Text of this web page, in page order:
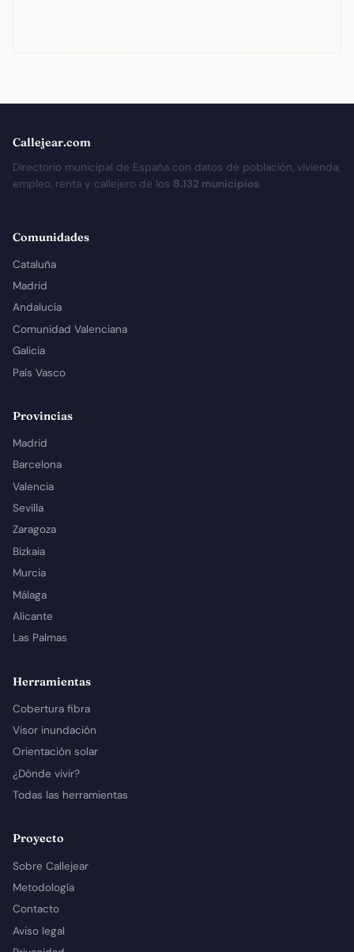
Callejear.com
Directorio municipal de España con datos de población, vivienda,
empleo, renta y callejero de los 8.132 municipios.
Comunidades
Cataluña
Madrid
Andalucía
Comunidad Valenciana
Galicia
País Vasco
Provincias
Madrid
Barcelona
Valencia
Sevilla
Zaragoza
Bizkaia
Murcia
Málaga
Alicante
Las Palmas
Herramientas
Cobertura fibra
Visor inundación
Orientación solar
¿Dónde vivir?
Todas las herramientas
Proyecto
Sobre Callejear
Metodología
Contacto
Aviso legal